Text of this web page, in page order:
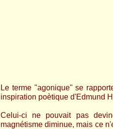
Le terme "agonique" se
inspiration poètique d'Edmund
Celui-ci ne pouvait pas
magnétisme diminue, mais ce